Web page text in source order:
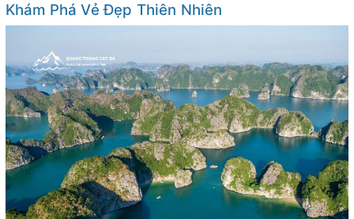
Khám Phá Vẻ Đẹp Thiên Nhiên